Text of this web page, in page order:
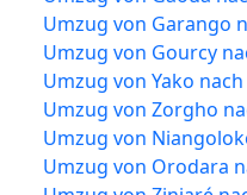
Umzug von Garango
Umzug von Gourcy
Umzug von Yako nach
Umzug von Zorgho
Umzug von
Umzug von Orodara